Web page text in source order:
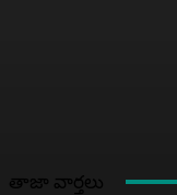
తాజా వార్తలు